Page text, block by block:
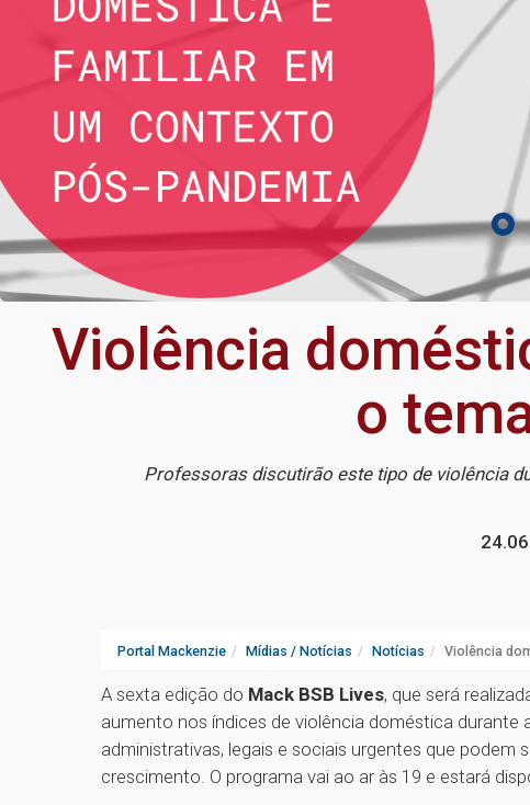
Violência
o
Professoras discutirão este tipo de violência
Portal Mackenzie Mídias / Notícias Notícias Violência
A sexta edição do Mack BSB Lives, que será
aumento nos índices de violência doméstica durante
administrativas, legais e sociais urgentes que podem
crescimento. O programa vai ao ar às 19 e estará